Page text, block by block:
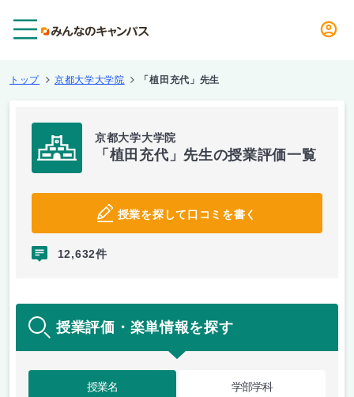
トップ 京都大学大学院 「植田充代」先生
京都大学大学院
「植田充代」先生の授業評価一覧
授業を探して口コミを書く
12,632件
授業評価・楽単情報を探す
授業名 学部学科